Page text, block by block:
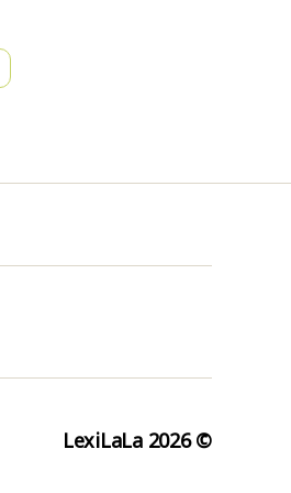
© 2026
LexiLaLa